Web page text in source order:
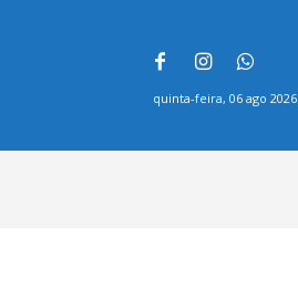
quinta-feira, 06 ago 2026